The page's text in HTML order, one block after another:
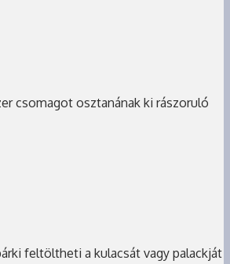
csomagot osztanának ki rászoruló
feltöltheti a kulacsát vagy palackját